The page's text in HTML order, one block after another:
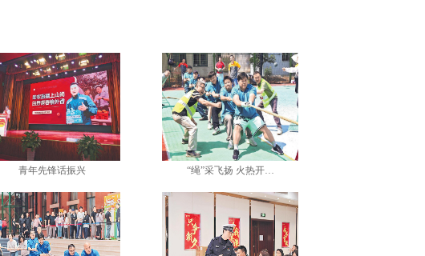
青年先锋话振兴 “绳”采飞扬 火热开…